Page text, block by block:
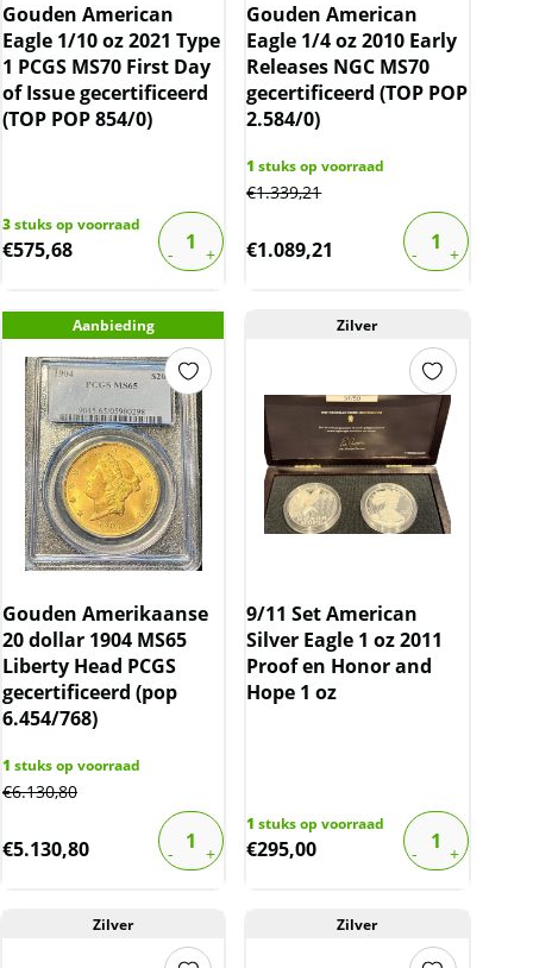
Gouden American
Eagle 1/10 oz 2021 Type
1 PCGS MS70 First Day
of Issue gecertificeerd
(TOP POP 854/0)
3stuks op voorraad
€575,68
Gouden American
Eagle 1/4 oz 2010 Early
Releases NGC MS70
gecertificeerd (TOP POP
2.584/0)
1 stuks op voorraad
€1.339,21
€1.089,21
Aanbieding
Gouden Amerikaanse
20 dollar 1904 MS65
Liberty Head PCGS
gecertificeerd (pop
6.454/768)
1 stuks op voorraad
€6.130,80
€5.130,80
Zilver
9/11 Set American
Silver Eagle 1 oz 2011
Proof en Honor and
Hope 1 oz
1 stuks op voorraad
€295,00
Zilver Zilver